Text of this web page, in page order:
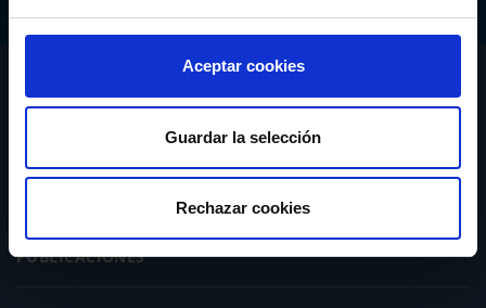
Aceptar cookies
Guardar la selección
Rechazar cookies
PUBLICACIONES